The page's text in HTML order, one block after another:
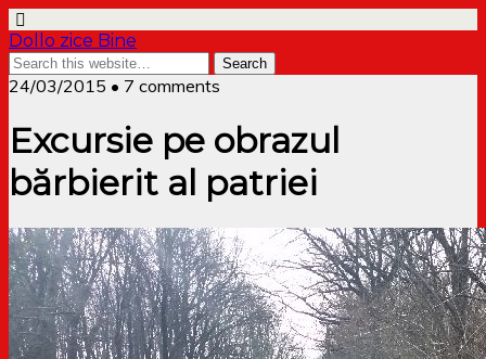
Dollo zice Bine
24/03/2015 • 7 comments
Excursie pe obrazul
bărbierit al patriei